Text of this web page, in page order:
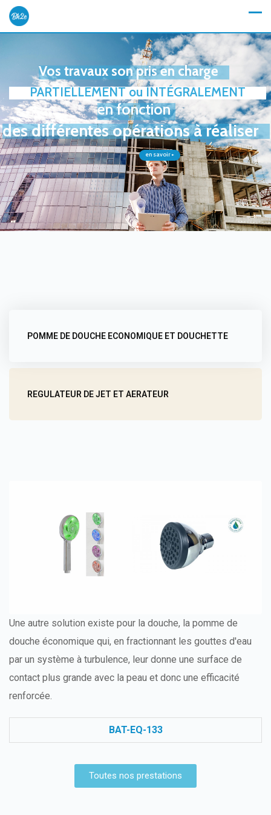
Vos travaux son pris en charge
PARTIELLEMENT ou INTÉGRALEMENT
en fonction
en savoir +
des différentes opérations à réaliser
POMME DE DOUCHE ECONOMIQUE ET DOUCHETTE
REGULATEUR DE JET ET AERATEUR
Une autre solution existe pour la douche, la pomme de
douche économique qui, en fractionnant les gouttes d'eau
par un système à turbulence, leur donne une surface de
contact plus grande avec la peau et donc une efficacité
renforcée.
BAT-EQ-133
Toutes nos prestations